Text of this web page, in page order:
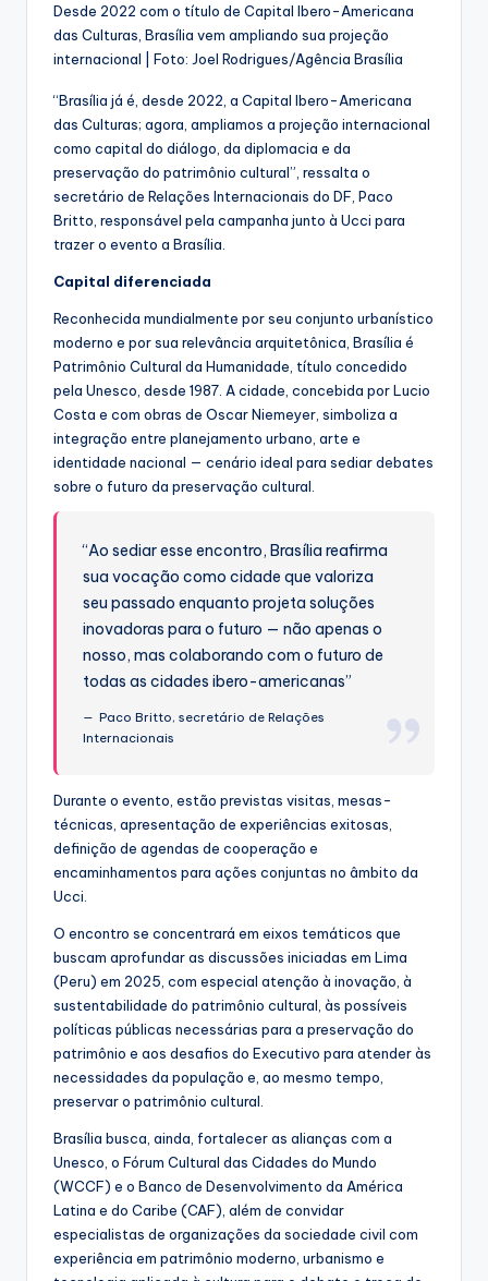
Desde 2022 com o título de Capital Ibero-Americana
das Culturas, Brasília vem ampliando sua projeção
internacional | Foto: Joel Rodrigues/Agência Brasília
“Brasília já é, desde 2022, a Capital Ibero-Americana
das Culturas; agora, ampliamos a projeção internacional
como capital do diálogo, da diplomacia e da
preservação do patrimônio cultural”, ressalta o
secretário de Relações Internacionais do DF, Paco
Britto, responsável pela campanha junto à Ucci para
trazer o evento a Brasília.
Capital diferenciada
Reconhecida mundialmente por seu conjunto urbanístico
moderno e por sua relevância arquitetônica, Brasília é
Patrimônio Cultural da Humanidade, título concedido
pela Unesco, desde 1987. A cidade, concebida por Lucio
Costa e com obras de Oscar Niemeyer, simboliza a
integração entre planejamento urbano, arte e
identidade nacional — cenário ideal para sediar debates
sobre o futuro da preservação cultural.
“Ao sediar esse encontro, Brasília reafirma
sua vocação como cidade que valoriza
seu passado enquanto projeta soluções
inovadoras para o futuro — não apenas o
nosso, mas colaborando com o futuro de
todas as cidades ibero-americanas”
Paco Britto, secretário de Relações
Internacionais
Durante o evento, estão previstas visitas, mesas-
técnicas, apresentação de experiências exitosas,
definição de agendas de cooperação e
encaminhamentos para ações conjuntas no âmbito da
Ucci.
O encontro se concentrará em eixos temáticos que
buscam aprofundar as discussões iniciadas em Lima
(Peru) em 2025, com especial atenção à inovação, à
sustentabilidade do patrimônio cultural, às possíveis
políticas públicas necessárias para a preservação do
patrimônio e aos desafios do Executivo para atender às
necessidades da população e, ao mesmo tempo,
preservar o patrimônio cultural.
Brasília busca, ainda, fortalecer as alianças com a
Unesco, o Fórum Cultural das Cidades do Mundo
(WCCF) e o Banco de Desenvolvimento da América
Latina e do Caribe (CAF), além de convidar
especialistas de organizações da sociedade civil com
experiência em patrimônio moderno, urbanismo e